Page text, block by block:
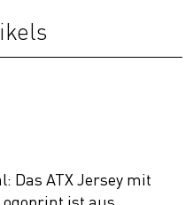
Das ATX Jersey mit